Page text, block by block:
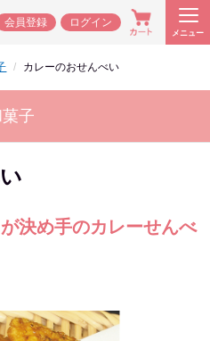
会員登録 ログイン
メニュー
カレーのおせんべい
子
決め手のカレーせんべ